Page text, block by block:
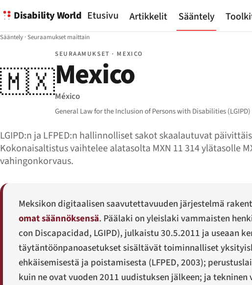
Disability World Etusivu Artikkelit Sääntely
Sääntely ·Seuraamukset maittain
🇲🇽
SEURAAMUKSET · MEXICO
Mexico
México
General Law for the Inclusion of Persons with Disabilities
LGIPD:n ja LFPED:n hallinnolliset sakot skaalautuvat
Kokonaisaltistus vaihtelee alatasolta MXN 11 314 ylätasolle
vahingonkorvaus.
Meksikon digitaalisen saavutettavuuden järjestelmä
omat säännöksensä. Päälaki on yleislaki vammaisten
con Discapacidad, LGIPD), julkaistu 30.5.2011 ja useaan
täytäntöönpanoasetukset sisältävät toiminnalliset
ehkäisemisestä ja poistamisesta (LFPED, 2003);
kuin ne ovat vuoden 2011 uudistuksen jälkeen; ja